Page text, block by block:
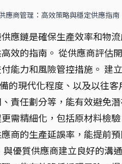
應商管理：高效策略與穩定供應指南
應鏈是確保生產效率和物
效的指南。 從供應商評估
能力和風險管控措施。 建
的現代化程度、以及以往
責任劃分等，能有效避免
需精細化，包括原材料檢
商的生產延誤率，能提前
優質供應商建立良好的溝